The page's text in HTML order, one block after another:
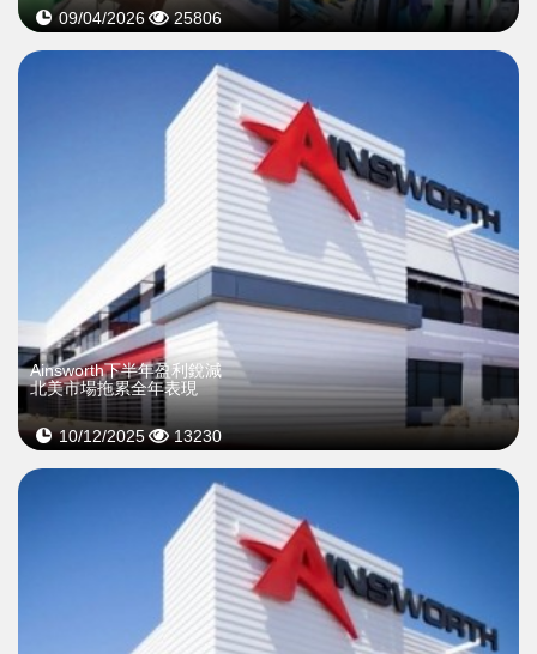
09/04/2026 25806
Ainsworth下半年盈利銳減
北美市場拖累全年表現
10/12/2025 13230